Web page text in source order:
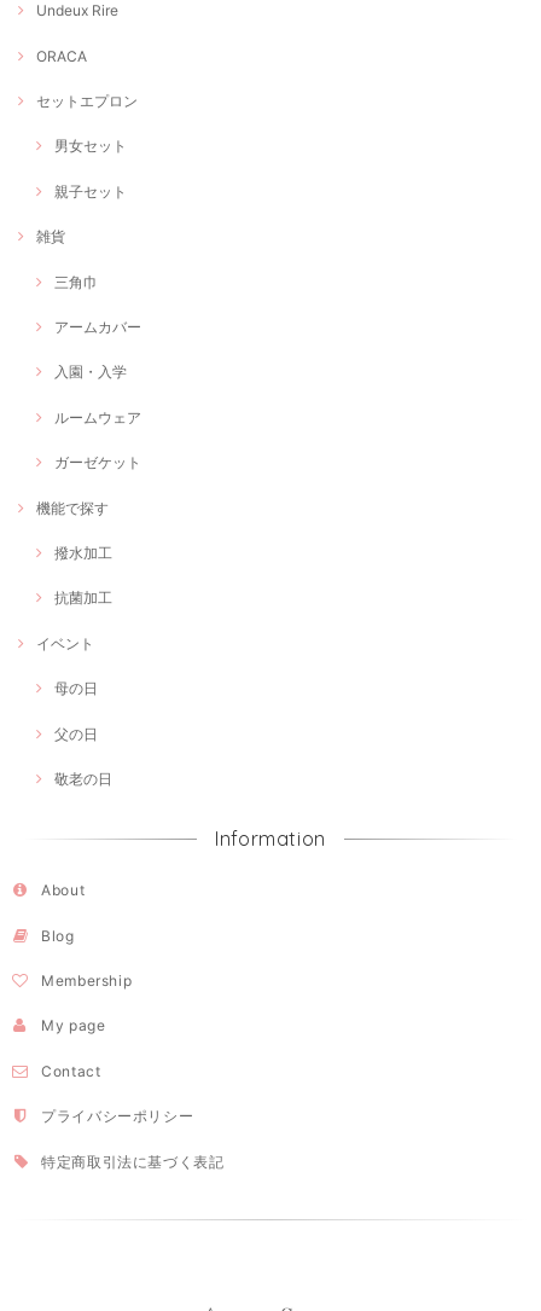
Undeux Rire
ORACA
セットエプロン
男女セット
親子セット
雑貨
三角巾
アームカバー
入園・入学
ルームウェア
ガーゼケット
機能で探す
撥水加工
抗菌加工
イベント
母の日
父の日
敬老の日
Information
About
Blog
Membership
My page
Contact
プライバシーポリシー
特定商取引法に基づく表記